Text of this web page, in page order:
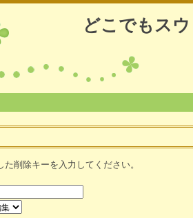
どこでもス
た削除キーを入力してください。